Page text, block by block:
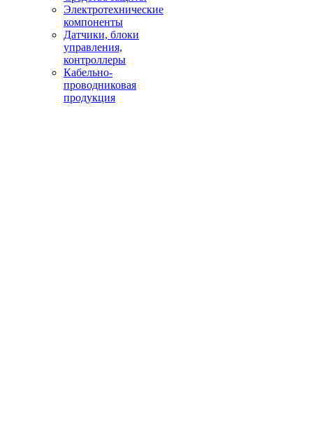
Электротехнические
компоненты
Датчики, блоки
управления,
контроллеры
Кабельно-
проводниковая
продукция